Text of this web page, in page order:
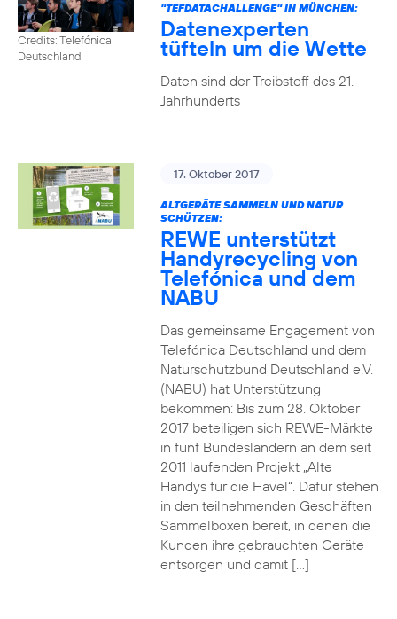
Credits: Telefónica
Deutschland
"TEFDATACHALLENGE" IN MÜNCHEN:
Datenexperten
tüfteln um die Wette
Daten sind der Treibstoff des 21.
Jahrhunderts
17. Oktober 2017
ALTGERÄTE SAMMELN UND NATUR
SCHÜTZEN:
REWE unterstützt
Handyrecycling von
Telefónica und dem
NABU
Das gemeinsame Engagement von
Telefónica Deutschland und dem
Naturschutzbund Deutschland e.V.
(NABU) hat Unterstützung
bekommen: Bis zum 28. Oktober
2017 beteiligen sich REWE-Märkte
in fünf Bundesländern an dem seit
2011 laufenden Projekt „Alte
Handys für die Havel“. Dafür stehen
in den teilnehmenden Geschäften
Sammelboxen bereit, in denen die
Kunden ihre gebrauchten Geräte
entsorgen und damit […]